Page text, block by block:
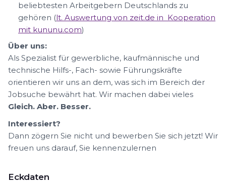
beliebtesten Arbeitgebern Deutschlands zu
gehören (lt. Auswertung von zeit.de in Kooperation
mit kununu.com)
Über uns:
Als Spezialist für gewerbliche, kaufmännische und
technische Hilfs-, Fach- sowie Führungskräfte
orientieren wir uns an dem, was sich im Bereich der
Jobsuche bewährt hat. Wir machen dabei vieles
Gleich. Aber. Besser.
Interessiert?
Dann zögern Sie nicht und bewerben Sie sich jetzt! Wir
freuen uns darauf, Sie kennenzulernen
Eckdaten